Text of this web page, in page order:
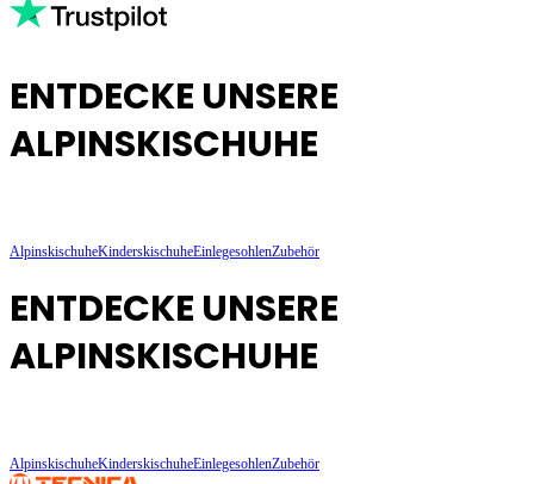
ENTDECKE UNSERE
ALPINSKISCHUHE
AlpinskischuheKinderskischuheEinlegesohlenZubehör
ENTDECKE UNSERE
ALPINSKISCHUHE
AlpinskischuheKinderskischuheEinlegesohlenZubehör